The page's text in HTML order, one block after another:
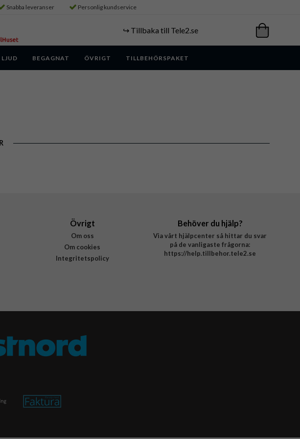
Snabba leveranser Personlig kundservice
↪️ Tillbaka till Tele2.se
LJUD BEGAGNAT ÖVRIGT TILLBEHÖRSPAKET
Övrigt
Om oss
Om cookies
Integritetspolicy
Behöver du hjälp?
Via vårt hjälpcenter så hittar du svar
på de vanligaste frågorna:
https://help.tillbehor.tele2.se